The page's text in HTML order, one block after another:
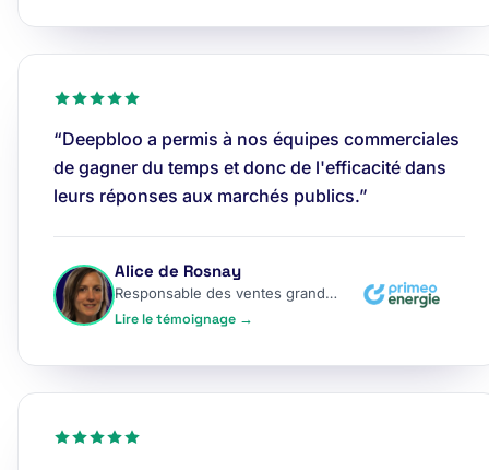
“Deepbloo a permis à nos équipes commerciales
de gagner du temps et donc de l'efficacité dans
leurs réponses aux marchés publics.”
Alice de Rosnay
Responsable des ventes grands comptes
Lire le témoignage →